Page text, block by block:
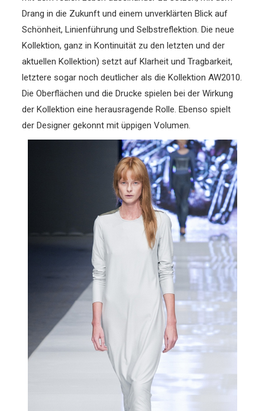
Drang in die Zukunft und einem unverklärten Blick auf
Schönheit, Linienführung und Selbstreflektion. Die neue
Kollektion, ganz in Kontinuität zu den letzten und der
aktuellen Kollektion) setzt auf Klarheit und Tragbarkeit,
letztere sogar noch deutlicher als die Kollektion AW2010.
Die Oberflächen und die Drucke spielen bei der Wirkung
der Kollektion eine herausragende Rolle. Ebenso spielt
der Designer gekonnt mit üppigen Volumen.